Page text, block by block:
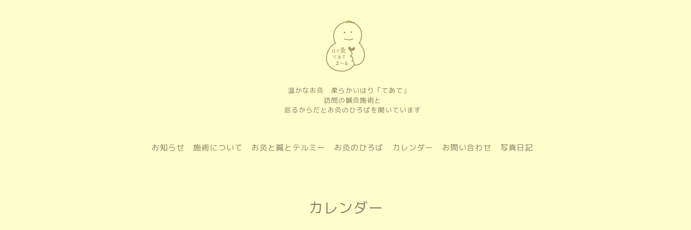
温かなお灸 柔らかいはり「てあて」
訪問の鍼灸施術と
巡るからだとお灸のひろばを開いています
お知らせ 施術について お灸と鍼とテルミー お灸のひろば カレンダー お問い合わせ 写真日記
カレンダー